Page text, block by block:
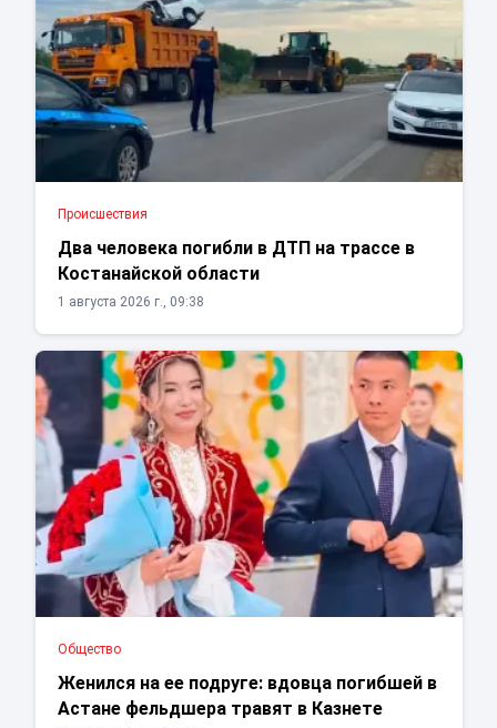
Проиcшествия
Два человека погибли в ДТП на трассе в
Костанайской области
1 августа 2026 г., 09:38
Общество
Женился на ее подруге: вдовца погибшей в
Астане фельдшера травят в Казнете